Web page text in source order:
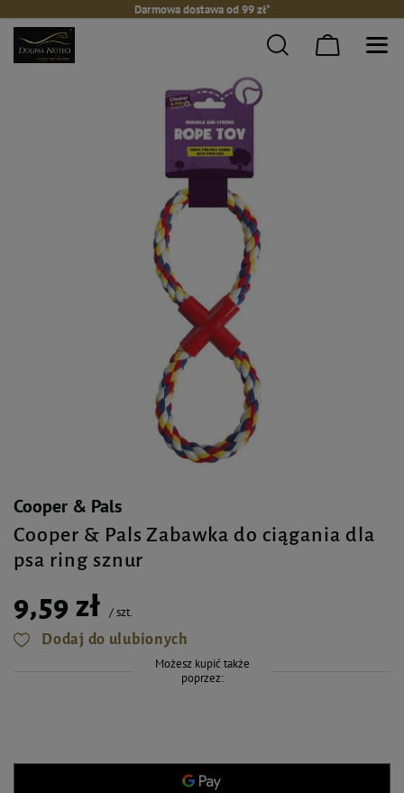
Darmowa dostawa od 99 zł*
Cooper & Pals
Cooper & Pals Zabawka do ciągania dla
psa ring sznur
9,59 zł /szt.
Dodaj do ulubionych
Możesz kupić także
poprzez: